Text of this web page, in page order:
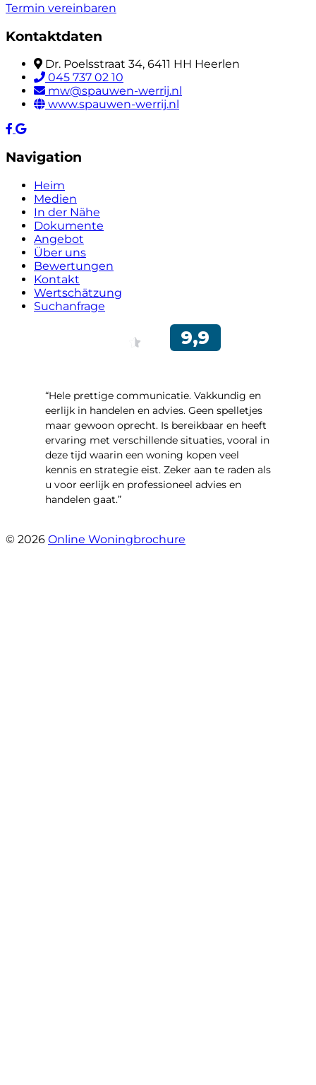
Termin vereinbaren
Kontaktdaten
Dr. Poelsstraat 34, 6411 HH Heerlen
045 737 02 10
mw@spauwen-werrij.nl
www.spauwen-werrij.nl
Navigation
Heim
Medien
In der Nähe
Dokumente
Angebot
Über uns
Bewertungen
Kontakt
Wertschätzung
Suchanfrage
“Hele prettige communicatie. Vakkundig en
eerlijk in handelen en advies. Geen spelletjes
maar gewoon oprecht. Is bereikbaar en heeft
ervaring met verschillende situaties, vooral in
deze tijd waarin een woning kopen veel
kennis en strategie eist. Zeker aan te raden als
u voor eerlijk en professioneel advies en
handelen gaat.”
© 2026 Online Woningbrochure